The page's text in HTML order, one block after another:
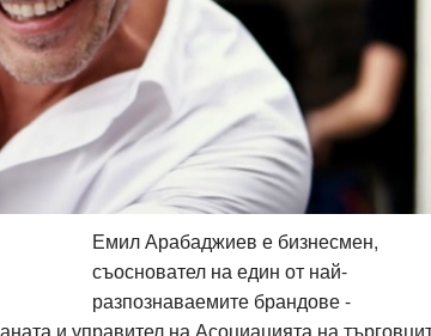
Емил Арабаджиев е бизнесмен,
съосновател на един от най-
разпознаваемите брандове -